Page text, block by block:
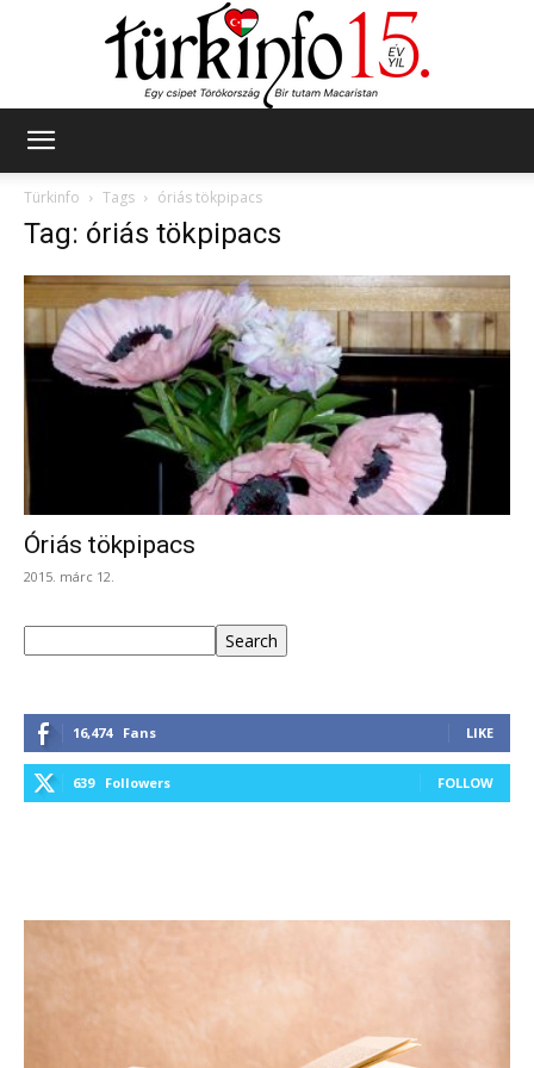
Türkinfo
Tags óriás tökpipacs
Tag: óriás tökpipacs
Óriás tökpipacs
2015. márc 12.
Search
16,474 Fans LIKE
639 Followers FOLLOW